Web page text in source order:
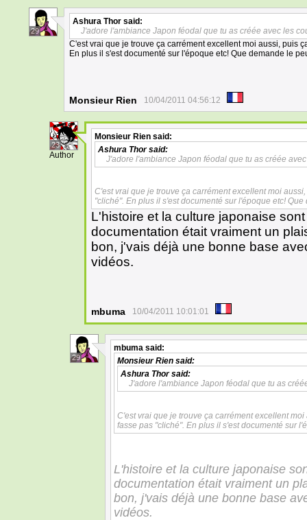
29
Ashura Thor said:
J'adore l'ambiance Japon féodal que tu as créée avec les
C'est vrai que je trouve ça carrément excellent moi aussi, puis
En plus il s'est documenté sur l'époque etc! Que demande le
Monsieur Rien 10/04/2011 04:56:12
23
Author
Monsieur Rien said:
Ashura Thorsaid:
J'adore l'ambiance Japon féodal que tu as créée
C'est vrai que je trouve ça carrément excellent moi
"cliché". En plus il s'est documenté sur l'époque etc!
L'histoire et la culture japonaise
documentation était vraiment un
bon, j'vais déjà une bonne base
vidéos.
mbuma 10/04/2011 10:01:01
29
mbuma said:
Monsieur Rien said:
Ashura Thorsaid:
J'adore l'ambiance Japon féodal que tu as
C'est vrai que je trouve ça carrément excellent
fasse pas "cliché". En plus il s'est documenté sur
L'histoire et la culture japonaise
documentation était vraiment un
bon, j'vais déjà une bonne base
vidéos.